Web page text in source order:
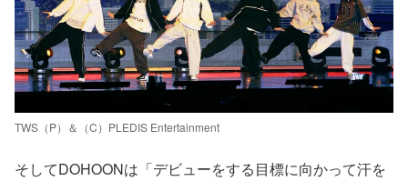
TWS（P）＆（C）PLEDIS Entertainment
そしてDOHOONは「デビューをする目標に向かって汗を